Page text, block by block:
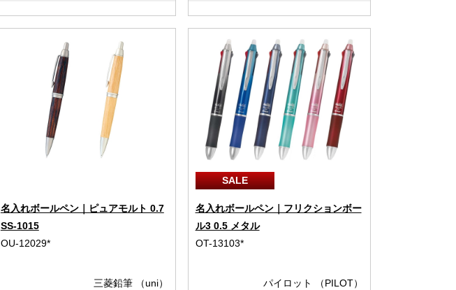
名入れボールペン｜ピュアモルト 0.7
SS-1015
OU-12029*
三菱鉛筆 （uni）
SALE
名入れボールペン｜フリクションボー
ル3 0.5 メタル
OT-13103*
パイロット （PILOT）